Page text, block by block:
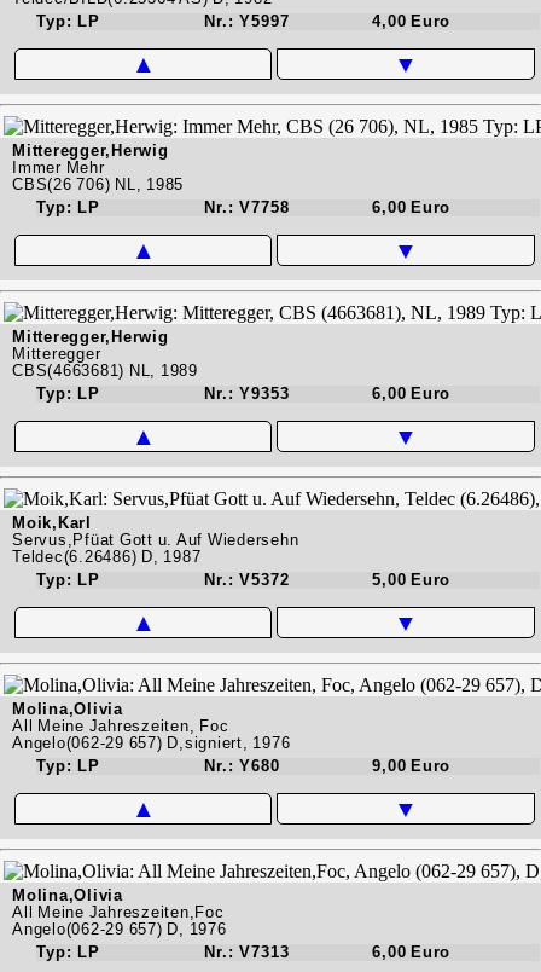
Typ: LP
Nr.: Y5997 4,00 Euro
▲ ▼
Mitteregger,Herwig
Immer Mehr
CBS(26 706) NL, 1985
Typ: LP
Nr.: V7758 6,00 Euro
▲ ▼
Mitteregger,Herwig
Mitteregger
CBS(4663681) NL, 1989
Typ: LP
Nr.: Y9353 6,00 Euro
▲ ▼
Moik,Karl
Servus,Pfüat Gott u. Auf Wiedersehn
Teldec(6.26486) D, 1987
Typ: LP
Nr.: V5372 5,00 Euro
▲ ▼
Molina,Olivia
All Meine Jahreszeiten, Foc
Angelo(062-29 657) D,signiert, 1976
Typ: LP
Nr.: Y680 9,00 Euro
▲ ▼
Molina,Olivia
All Meine Jahreszeiten,Foc
Angelo(062-29 657) D, 1976
Typ: LP
Nr.: V7313 6,00 Euro